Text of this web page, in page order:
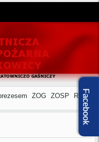
ZOG ZOSP RP w
Facebook